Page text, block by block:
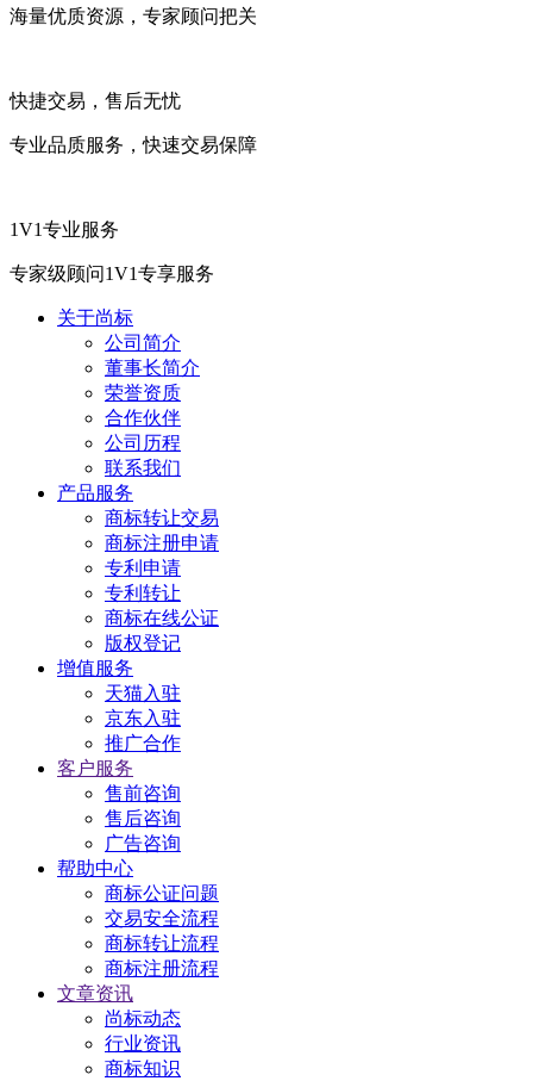
海量优质资源，专家顾问把关
快捷交易，售后无忧
专业品质服务，快速交易保障
1V1专业服务
专家级顾问1V1专享服务
关于尚标
公司简介
董事长简介
荣誉资质
合作伙伴
公司历程
联系我们
产品服务
商标转让交易
商标注册申请
专利申请
专利转让
商标在线公证
版权登记
增值服务
天猫入驻
京东入驻
推广合作
客户服务
售前咨询
售后咨询
广告咨询
帮助中心
商标公证问题
交易安全流程
商标转让流程
商标注册流程
文章资讯
尚标动态
行业资讯
商标知识